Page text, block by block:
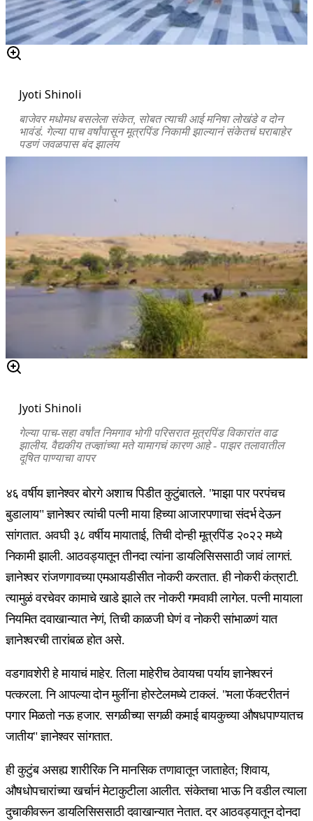
Jyoti Shinoli
बाजेवर मधोमध बसलेला संकेत, सोबत त्याची आई मनिषा लोखंडे व दोन
भावंडं. गेल्या पाच वर्षांपासून मूत्रपिंड निकामी झाल्यानं संकेतचं घराबाहेर
पडणं जवळपास बंद झालंय
Jyoti Shinoli
गेल्या पाच-सहा वर्षांत निमगाव भोगी परिसरात मूत्रपिंड विकारांत वाढ
झालीय. वैद्यकीय तज्ज्ञांच्या मते यामागचं कारण आहे - पाझर तलावातील
दूषित पाण्याचा वापर
४६ वर्षीय ज्ञानेश्वर बोरगे अशाच पिडीत कुटुंबातले. "माझा पार परपंचच
बुडालाय" ज्ञानेश्वर त्यांची पत्नी माया हिच्या आजारपणाचा संदर्भ देऊन
सांगतात. अवघी ३८ वर्षीय मायाताई, तिची दोन्ही मूत्रपिंड २०२२ मध्ये
निकामी झाली. आठवड्यातून तीनदा त्यांना डायलिसिससाठी जावं लागतं.
ज्ञानेश्वर रांजणगावच्या एमआयडीसीत नोकरी करतात. ही नोकरी कंत्राटी.
त्यामुळं वरचेवर कामाचे खाडे झाले तर नोकरी गमवावी लागेल. पत्नी मायाला
नियमित दवाखान्यात नेणं, तिची काळजी घेणं व नोकरी सांभाळणं यात
ज्ञानेश्वरची तारांबळ होत असे.
वडगावशेरी हे मायाचं माहेर. तिला माहेरीच ठेवायचा पर्याय ज्ञानेश्वरनं
पत्करला. नि आपल्या दोन मुलींना होस्टेलमध्ये टाकलं. "मला फॅक्टरीतनं
पगार मिळतो नऊ हजार. सगळीच्या सगळी कमाई बायकुच्या औषधपाण्यातच
जातीय" ज्ञानेश्वर सांगतात.
ही कुटुंब असह्य शारीरिक नि मानसिक तणावातून जाताहेत; शिवाय,
औषधोपचारांच्या खर्चानं मेटाकुटीला आलीत. संकेतचा भाऊ नि वडील त्याला
दुचाकीवरून डायलिसिससाठी दवाखान्यात नेतात. दर आठवड्यातून दोनदा